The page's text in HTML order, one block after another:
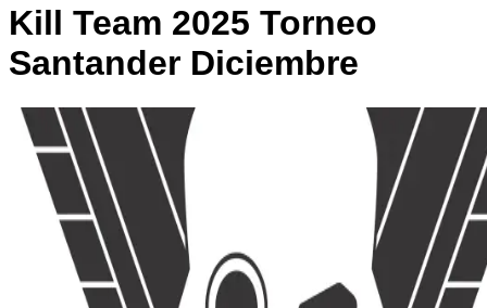
Kill Team 2025 Torneo
Santander Diciembre